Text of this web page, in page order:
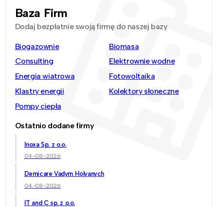
Baza Firm
Dodaj bezpłatnie swoją firmę do naszej bazy
Biogazownie
Biomasa
Consulting
Elektrownie wodne
Energia wiatrowa
Fotowoltaika
Klastry energii
Kolektory słoneczne
Pompy ciepła
Ostatnio dodane firmy
Inoxa Sp. z o.o.
04-08-2026
Demicare Vadym Holyanych
04-08-2026
IT and C sp. z o.o.